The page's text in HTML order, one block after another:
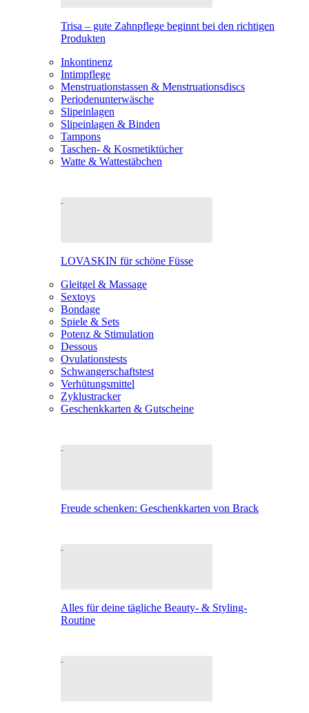
Trisa – gute Zahnpflege beginnt bei den richtigen
Produkten
Inkontinenz
Intimpflege
Menstruationstassen & Menstruationsdiscs
Periodenunterwäsche
Slipeinlagen
Slipeinlagen & Binden
Tampons
Taschen- & Kosmetiktücher
Watte & Wattestäbchen
LOVASKIN für schöne Füsse
Gleitgel & Massage
Sextoys
Bondage
Spiele & Sets
Potenz & Stimulation
Dessous
Ovulationstests
Schwangerschaftstest
Verhütungsmittel
Zyklustracker
Geschenkkarten & Gutscheine
Freude schenken: Geschenkkarten von Brack
Alles für deine tägliche Beauty- & Styling-
Routine